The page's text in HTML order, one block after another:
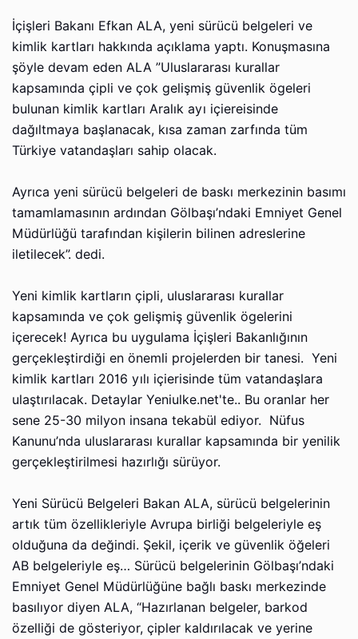
İçişleri Bakanı Efkan ALA, yeni sürücü belgeleri ve
kimlik kartları hakkında açıklama yaptı. Konuşmasına
şöyle devam eden ALA ”Uluslararası kurallar
kapsamında çipli ve çok gelişmiş güvenlik ögeleri
bulunan kimlik kartları Aralık ayı içiereisinde
dağıltmaya başlanacak, kısa zaman zarfında tüm
Türkiye vatandaşları sahip olacak.
Ayrıca yeni sürücü belgeleri de baskı merkezinin basımı
tamamlamasının ardından Gölbaşı’ndaki Emniyet Genel
Müdürlüğü tarafından kişilerin bilinen adreslerine
iletilecek”. dedi.
Yeni kimlik kartların çipli, uluslararası kurallar
kapsamında ve çok gelişmiş güvenlik ögelerini
içerecek! Ayrıca bu uygulama İçişleri Bakanlığının
gerçekleştirdiği en önemli projelerden bir tanesi. Yeni
kimlik kartları 2016 yılı içierisinde tüm vatandaşlara
ulaştırılacak. Detaylar Yeniulke.net'te.. Bu oranlar her
sene 25-30 milyon insana tekabül ediyor. Nüfus
Kanunu’nda uluslararası kurallar kapsamında bir yenilik
gerçekleştirilmesi hazırlığı sürüyor.
Yeni Sürücü Belgeleri Bakan ALA, sürücü belgelerinin
artık tüm özellikleriyle Avrupa birliği belgeleriyle eş
olduğuna da değindi. Şekil, içerik ve güvenlik öğeleri
AB belgeleriyle eş… Sürücü belgelerinin Gölbaşı’ndaki
Emniyet Genel Müdürlüğüne bağlı baskı merkezinde
basılıyor diyen ALA, “Hazırlanan belgeler, barkod
özelliği de gösteriyor, çipler kaldırılacak ve yerine